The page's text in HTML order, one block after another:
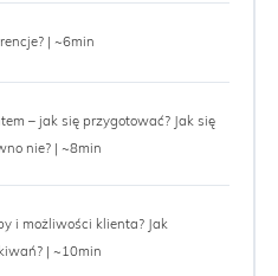
| ~6min
– jak się przygotować? Jak się
nie? | ~8min
i możliwości klienta? Jak
| ~10min